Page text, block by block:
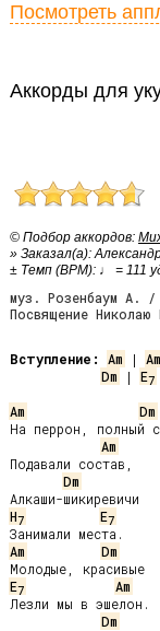
Аккорды для
© Подбор аккордов:
» Заказал(а):
± Темп (BPM): ♩ = 111
муз. Розенбаум А. /
Посвящение Николаю
Вступление: Am | Am
Dm | E7
Am Dm
На перрон, полный
Am
Подавали состав,
Dm
H7 E7
Am
Dm
E7
Am
Лезли мы в эшелон.
Dm
Посмотреть